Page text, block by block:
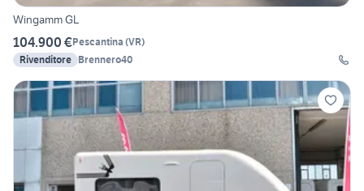
Wingamm GL
104.900 €Pescantina (VR)
Rivenditore Brennero40